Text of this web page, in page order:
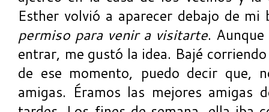
Esther volvió a aparecer debajo de
permiso para venir a visitarte.
entrar, me gustó la idea. Bajé
de ese momento, puedo decir que,
amigas. Éramos las mejores amigas